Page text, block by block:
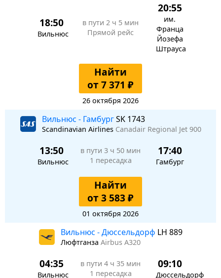
18:50
Вильнюс
в пути 2 ч 5 мин
Прямой рейс
20:55
им.
Франца
Йозефа
Штрауса
Найти
от 7 371 ₽
26 октября 2026
Вильнюс - ГамбургSK 1743
Scandinavian Airlines Canadair Regional Jet 900
13:50
Вильнюс
в пути 3 ч 50 мин
1 пересадка
17:40
Гамбург
Найти
от 3 583 ₽
01 октября 2026
Вильнюс - Дюссельдорф LH 889
Люфтганза Airbus A320
04:35
Вильнюс
в пути 4 ч 35 мин
1 пересадка
09:10
Дюссельдорф